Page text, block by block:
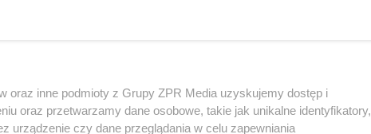
oraz inne podmioty z Grupy ZPR Media uzyskujemy dostęp i
oraz przetwarzamy dane osobowe, takie jak unikalne identyfikatory,
urządzenie czy dane przeglądania w celu zapewniania